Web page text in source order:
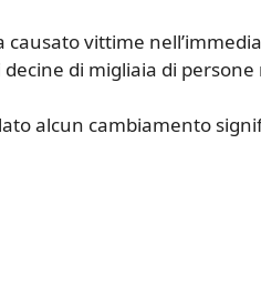
causato vittime
di migliaia di
alcun cambiamento